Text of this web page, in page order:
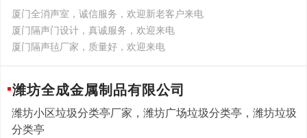
厦门全消声室，诚信服务，欢迎新老客户来电
厦门隔声门设计，真诚服务，欢迎来电
厦门隔声毡厂家，质量好，欢迎来电
潍坊全成金属制品有限公司
潍坊小区垃圾分类亭厂家，潍坊广场垃圾分类亭，潍坊垃圾
分类亭